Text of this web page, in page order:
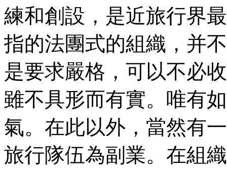
練和創設，是近旅行界
指的法團式的組織，并
是要求嚴格，可以不必
雖不具形而有實。唯有
氣。在此以外，當然有
旅行隊伍為副業。在組